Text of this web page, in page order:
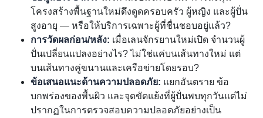
โครงสร้างพื้นฐานใหม่ดึงดูดครอบครัว ผู้หญิง และผู้ปั่น
สูงอายุ — หรือให้บริการเฉพาะผู้ที่ชื่นชอบอยู่แล้ว?
การวัดผลก่อน/หลัง: เมื่อเลนจักรยานใหม่เปิด จำนวนผู้
ปั่นเปลี่ยนแปลงอย่างไร? ไม่ใช่แค่บนเส้นทางใหม่ แต่
บนเส้นทางคู่ขนานและเครือข่ายโดยรอบ?
ข้อเสนอแนะด้านความปลอดภัย: แยกอันตราย ข้อ
บกพร่องของพื้นผิว และจุดขัดแย้งที่ผู้ปั่นพบทุกวันแต่ไม่
ปรากฏในการตรวจสอบความปลอดภัยอย่างเป็น